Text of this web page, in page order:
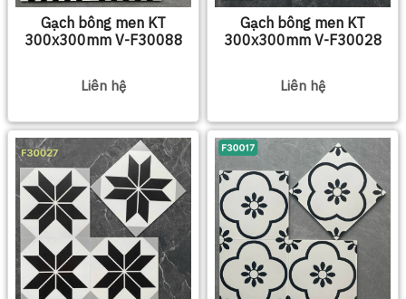
Gạch bông men KT
300x300mm V-F30088
Liên hệ
Gạch bông men KT
300x300mm V-F30028
Liên hệ